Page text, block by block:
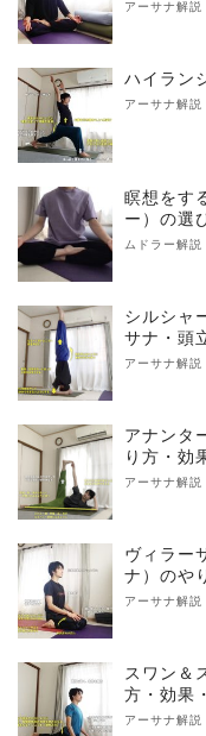
アーサナ解
ハイラン
アーサナ解
瞑想をす
ー）の選
ムドラー解
シルシャ
サナ・頭
アーサナ解
アナンタ
り方・効
アーサナ解
ヴィラー
ナ）のや
アーサナ解
スワン＆
方・効果
アーサナ解